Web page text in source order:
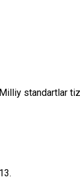
stаndаrtlаr